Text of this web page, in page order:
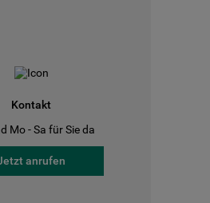
Kontakt
Mo - Sa für Sie da
anrufen